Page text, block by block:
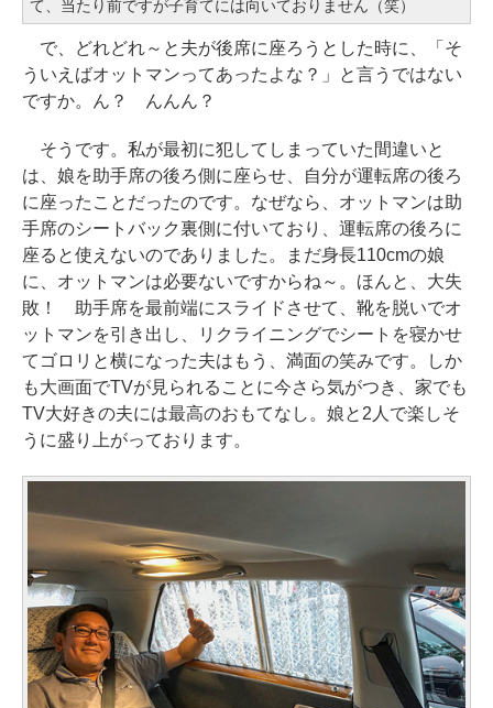
て、当たり前ですが子育てには向いておりません（笑）
で、どれどれ～と夫が後席に座ろうとした時に、「そ
ういえばオットマンってあったよな？」と言うではない
ですか。ん？ んんん？
そうです。私が最初に犯してしまっていた間違いと
は、娘を助手席の後ろ側に座らせ、自分が運転席の後ろ
に座ったことだったのです。なぜなら、オットマンは助
手席のシートバック裏側に付いており、運転席の後ろに
座ると使えないのでありました。まだ身長110cmの娘
に、オットマンは必要ないですからね～。ほんと、大失
敗！ 助手席を最前端にスライドさせて、靴を脱いでオ
ットマンを引き出し、リクライニングでシートを寝かせ
てゴロリと横になった夫はもう、満面の笑みです。しか
も大画面でTVが見られることに今さら気がつき、家でも
TV大好きの夫には最高のおもてなし。娘と2人で楽しそ
うに盛り上がっております。